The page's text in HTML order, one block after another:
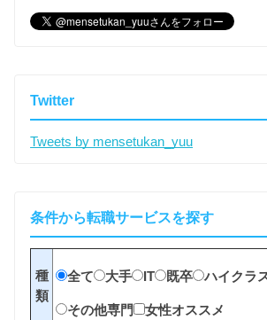
Twitter
Tweets by mensetukan_yuu
条件から転職サービスを探す
種
類
全て 大手 IT 既卒 ハイクラ
その他専門 女性オススメ